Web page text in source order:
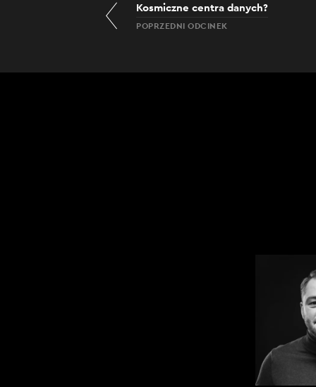
Kosmiczne centra danych?
POPRZEDNI ODCINEK